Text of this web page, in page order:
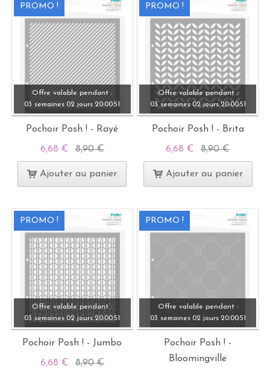
PROMO !
Offre valable pendant :
03 semaines 02 jours 20:00:49
Pochoir Posh ! - Rayé
6,68 € 8,90 €
Ajouter au panier
PROMO !
Offre valable pendant :
03 semaines 02 jours 20:00:49
Pochoir Posh ! - Brita
6,68 € 8,90 €
Ajouter au panier
PROMO !
Offre valable pendant :
03 semaines 02 jours 20:00:49
Pochoir Posh ! - Jumbo
6,68 € 8,90 €
PROMO !
Offre valable pendant :
03 semaines 02 jours 20:00:49
Pochoir Posh ! -
Bloomingville